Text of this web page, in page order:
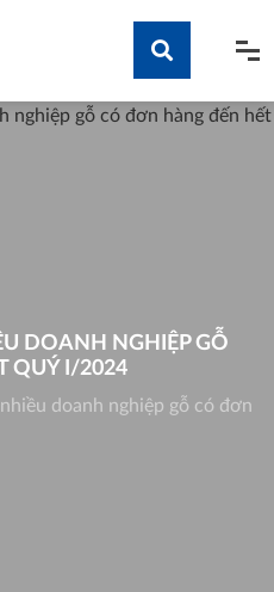
Tìm kiếm
DOANH NGHIỆP GỖ
QUÝ I/2024
doanh nghiệp gỗ có đơn